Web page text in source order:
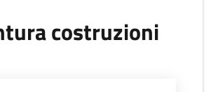
costruzioni